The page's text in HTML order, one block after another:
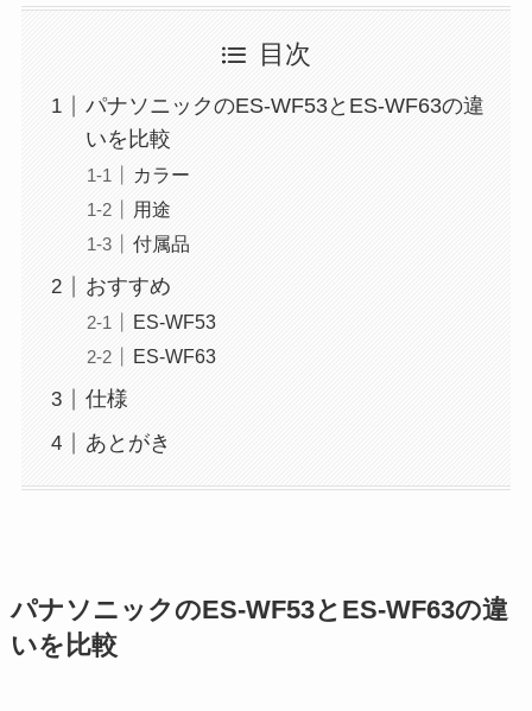
目次
パナソニックのES-WF53とES-WF63の違
いを比較
カラー
用途
付属品
おすすめ
ES-WF53
ES-WF63
仕様
あとがき
パナソニックのES-WF53とES-WF63の違
いを比較